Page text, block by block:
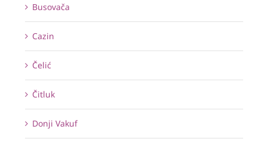
Busovača
Cazin
Čelić
Čitluk
Donji Vakuf